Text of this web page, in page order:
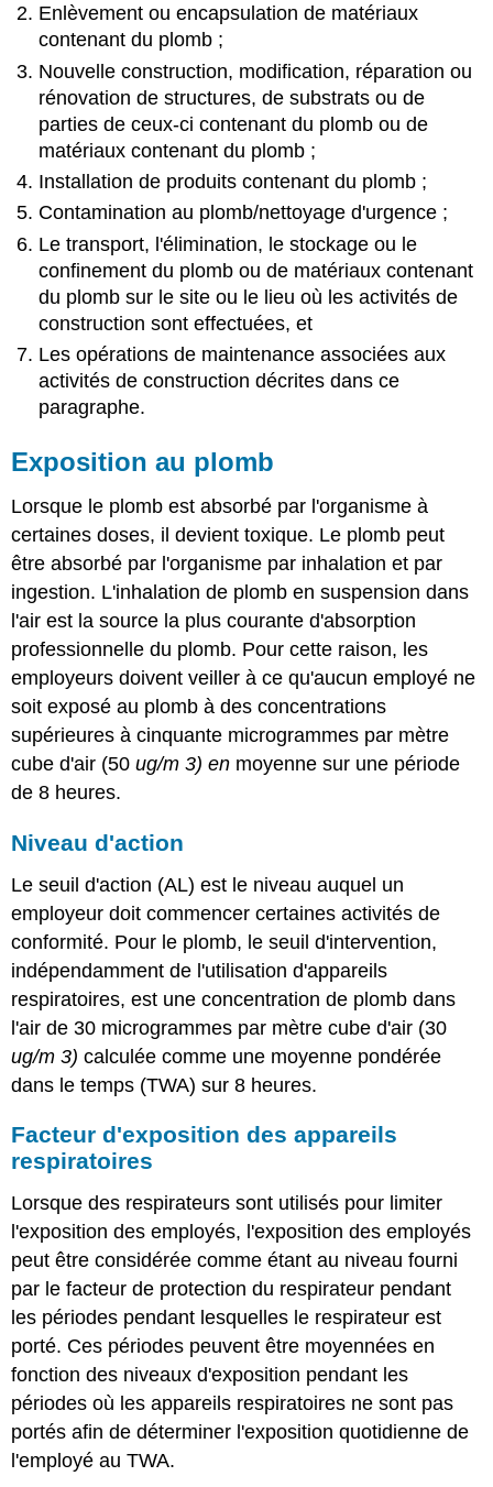
Enlèvement ou encapsulation de matériaux
contenant du plomb ;
Nouvelle construction, modification, réparation ou
rénovation de structures, de substrats ou de
parties de ceux-ci contenant du plomb ou de
matériaux contenant du plomb ;
Installation de produits contenant du plomb ;
Contamination au plomb/nettoyage d'urgence ;
Le transport, l'élimination, le stockage ou le
confinement du plomb ou de matériaux contenant
du plomb sur le site ou le lieu où les activités de
construction sont effectuées, et
Les opérations de maintenance associées aux
activités de construction décrites dans ce
paragraphe.
Exposition au plomb
Lorsque le plomb est absorbé par l'organisme à
certaines doses, il devient toxique. Le plomb peut
être absorbé par l'organisme par inhalation et par
ingestion. L'inhalation de plomb en suspension dans
l'air est la source la plus courante d'absorption
professionnelle du plomb. Pour cette raison, les
employeurs doivent veiller à ce qu'aucun employé ne
soit exposé au plomb à des concentrations
supérieures à cinquante microgrammes par mètre
cube d'air (50ug/m 3) en moyenne sur une période
de 8 heures.
Niveau d'action
Le seuil d'action (AL) est le niveau auquel un
employeur doit commencer certaines activités de
conformité. Pour le plomb, le seuil d'intervention,
indépendamment de l'utilisation d'appareils
respiratoires, est une concentration de plomb dans
l'air de 30 microgrammes par mètre cube d'air (30
ug/m 3) calculée comme une moyenne pondérée
dans le temps (TWA) sur 8 heures.
Facteur d'exposition des appareils
respiratoires
Lorsque des respirateurs sont utilisés pour limiter
l'exposition des employés, l'exposition des employés
peut être considérée comme étant au niveau fourni
par le facteur de protection du respirateur pendant
les périodes pendant lesquelles le respirateur est
porté. Ces périodes peuvent être moyennées en
fonction des niveaux d'exposition pendant les
périodes où les appareils respiratoires ne sont pas
portés afin de déterminer l'exposition quotidienne de
l'employé au TWA.